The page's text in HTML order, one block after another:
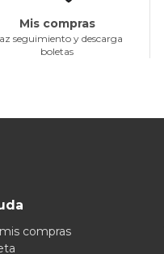
Mis compras
seguimiento y descarga
boletas
compras